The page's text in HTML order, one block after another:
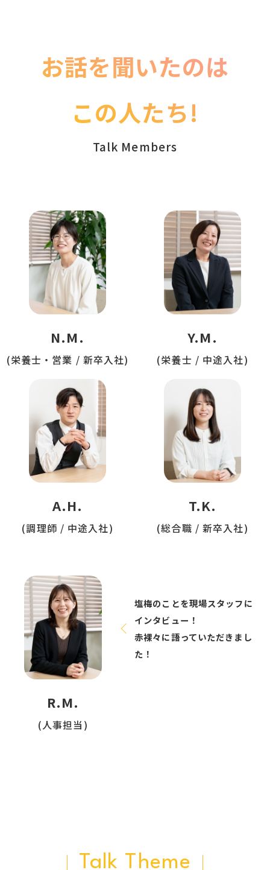
お話を聞いたのは
この人たち!
Talk Members
N.M.
(栄養士・営業 / 新卒入社)
Y.M.
(栄養士 / 中途入社)
A.H.
(調理師 / 中途入社)
T.K.
(総合職 / 新卒入社)
R.M.
(人事担当)
塩梅のことを現場スタッフに
インタビュー！
赤裸々に語っていただきまし
た！
Talk Theme